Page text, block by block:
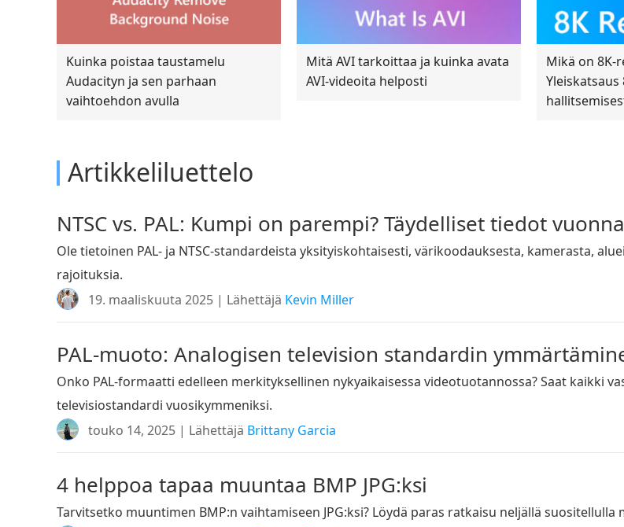
Kuinka poistaa taustamelu
Audacityn ja sen parhaan
vaihtoehdon avulla
Mitä AVI tarkoittaa ja kuinka avata
AVI-videoita helposti
Mikä on 8K-
Yleiskatsaus
Artikkeliluettelo
NTSC vs. PAL: Kumpi on parempi? Täydelliset tiedot
Ole tietoinen PAL- ja NTSC-standardeista yksityiskohtaisesti, värikoodauksesta, kamerasta,
rajoituksia.
19. maaliskuuta 2025 | Lähettäjä Kevin Miller
PAL-muoto: Analogisen television standardin
Onko PAL-formaatti edelleen merkityksellinen nykyaikaisessa videotuotannossa? Saat kaikki
televisiostandardi vuosikymmeniksi.
touko 14, 2025 | Lähettäjä Brittany Garcia
4 helppoa tapaa muuntaa BMP JPG:ksi
Tarvitsetko muuntimen BMP:n vaihtamiseen JPG:ksi? Löydä paras ratkaisu neljällä